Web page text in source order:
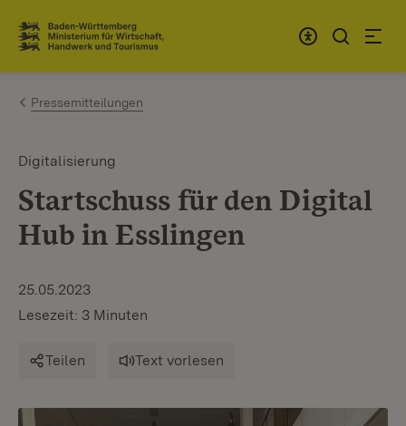
Zum Inhalt springen
Link zur Startseite
Pressemitteilungen
Digitalisierung
Startschuss für den Digital
Hub in Esslingen
25.05.2023
Lesezeit: 3 Minuten
Teilen Text vorlesen